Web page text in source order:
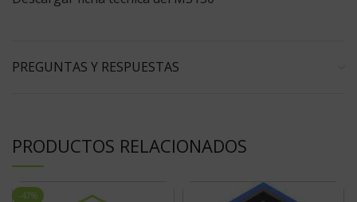
PREGUNTAS Y RESPUESTAS
PRODUCTOS RELACIONADOS
-47%